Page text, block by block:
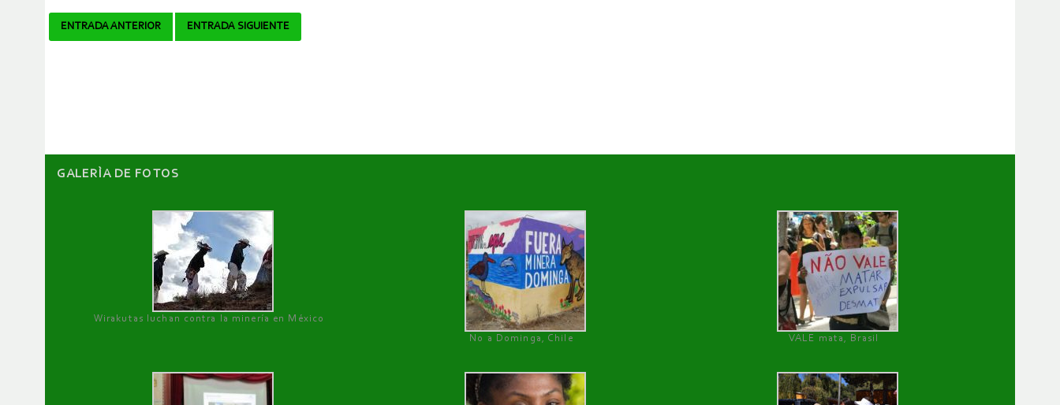
Navegador
ENTRADA ANTERIOR ENTRADA SIGUIENTE
GALERÌA DE FOTOS
Wirakutas luchan contra la minería en México
No a Dominga, Chile
VALE mata, Brasil